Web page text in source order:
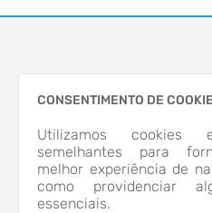
CONSENTIMENTO DE
Utilizamos cookies
semelhantes para
melhor experiência de
como providenciar
essenciais.